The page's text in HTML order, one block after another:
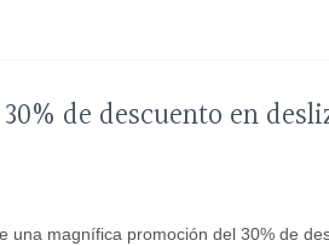
de descuento en
una magnífica promoción del 30% de